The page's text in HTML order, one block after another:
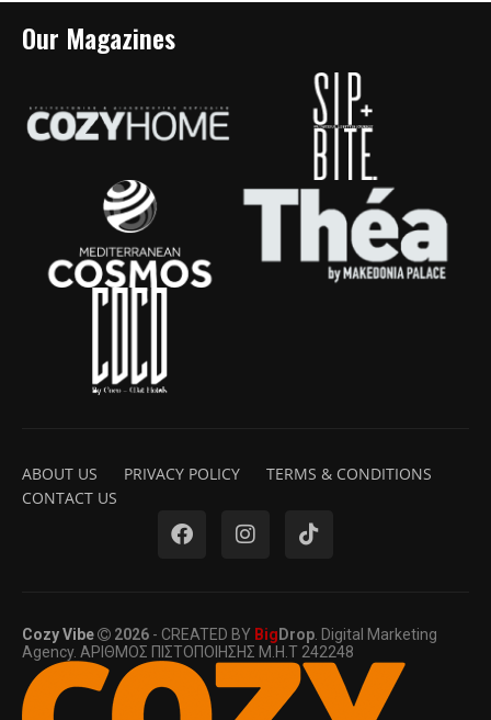
Our Magazines
ABOUT US PRIVACY POLICY
TERMS & CONDITIONS
CONTACT US
Cozy Vibe 2026 - CREATED BY Big Drop. Digital Marketing
Agency. ΑΡΙΘΜΟΣ ΠΙΣΤΟΠΟΙΗΣΗΣ Μ.Η.Τ 242248